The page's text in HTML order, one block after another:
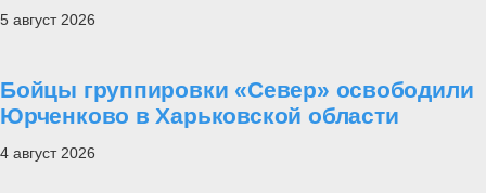
5 август 2026
Бойцы группировки «Север» освободили
Юрченково в Харьковской области
4 август 2026